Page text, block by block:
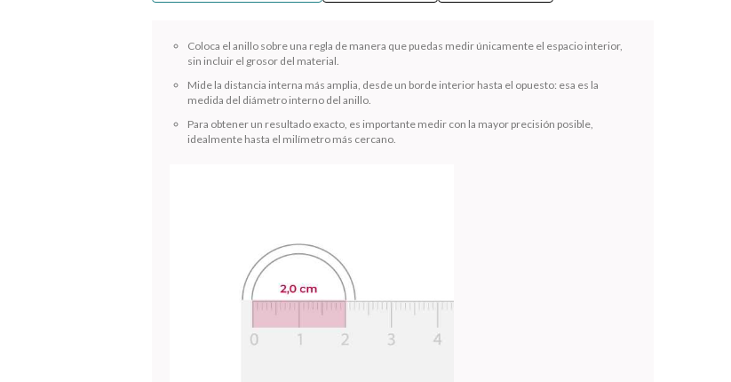
Coloca el anillo sobre una regla de manera que puedas medir únicamente el espacio interior,
sin incluir el grosor del material.
Mide la distancia interna más amplia, desde un borde interior hasta el opuesto: esa es la
medida del diámetro interno del anillo.
Para obtener un resultado exacto, es importante medir con la mayor precisión posible,
idealmente hasta el milímetro más cercano.
Comprá en 3 cuotas sin recargo o hasta en 12